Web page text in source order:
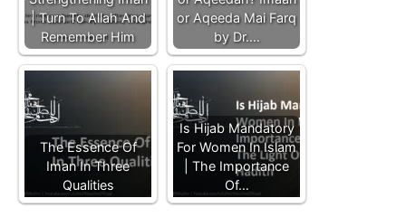
| Turn To Allah And
Remember Him
or Aqeeda Mai Farq
by Dr.…
The Essence Of
Iman In Three
Qualities
Is Hijab Mandatory
For Women In Islam
| The Importance
Of…